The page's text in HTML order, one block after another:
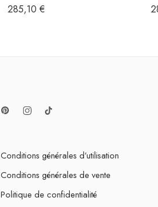
285,10 €
Conditions générales d’utilisation
Conditions générales de vente
Politique de confidentialité